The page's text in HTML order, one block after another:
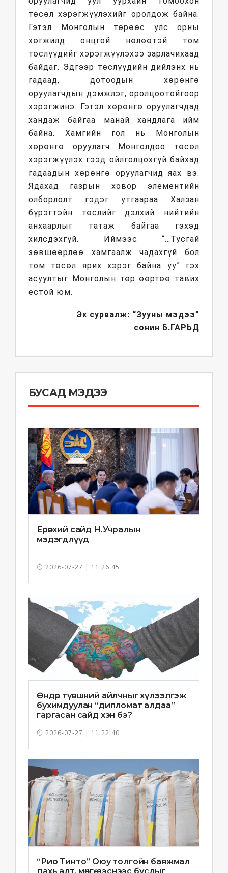
төсөл хэрэгжүүлэхийг оролдож байна.
Гэтэл Монголын төрөөс улс орны
хөгжилд онцгой нөлөөтэй том
төслүүдийг хэрэгжүүлэхээ зарлачихаад
байдаг. Эдгээр төслүүдийн дийлэнх нь
гадаад, дотоодын хөрөнгө
оруулагчдын дэмжлэг, оролцоотойгоор
хэрэгжинэ. Гэтэл хөрөнгө оруулагчдад
хандаж байгаа манай хандлага ийм
байна. Хамгийн гол нь Монголын
хөрөнгө оруулагч Монголдоо төсөл
хэрэгжүүлэх гээд ойлголцохгүй байхад
гадаадын хөрөнгө оруулагчид яах вэ.
Ядахад газрын ховор элементийн
олборлолт гэдэг утгаараа Халзан
бүрэгтэйн төслийг дэлхий нийтийн
анхаарлыг татаж байгаа гэхэд
хилсдэхгүй. Иймээс “…Тусгай
зөвшөөрлөө хамгаалж чадахгүй бол
том төсөл ярих хэрэг байна уу” гэх
асуултыг Монголын төр өөртөө тавих
ёстой юм.
Эх сурвалж: “Зууны мэдээ”
сонин Б.ГАРЬД
БУСАД МЭДЭЭ
Ерөнхий сайд Н.Учралын
мэдэгдлүүд
2026-07-27 | 11:26:45
Өндөр түвшний айлчныг хүлээлгэж
бухимдуулан “дипломат алдаа”
гаргасан сайд хэн бэ?
2026-07-27 | 11:22:40
“Рио Тинто” Оюу толгойн баяжмал